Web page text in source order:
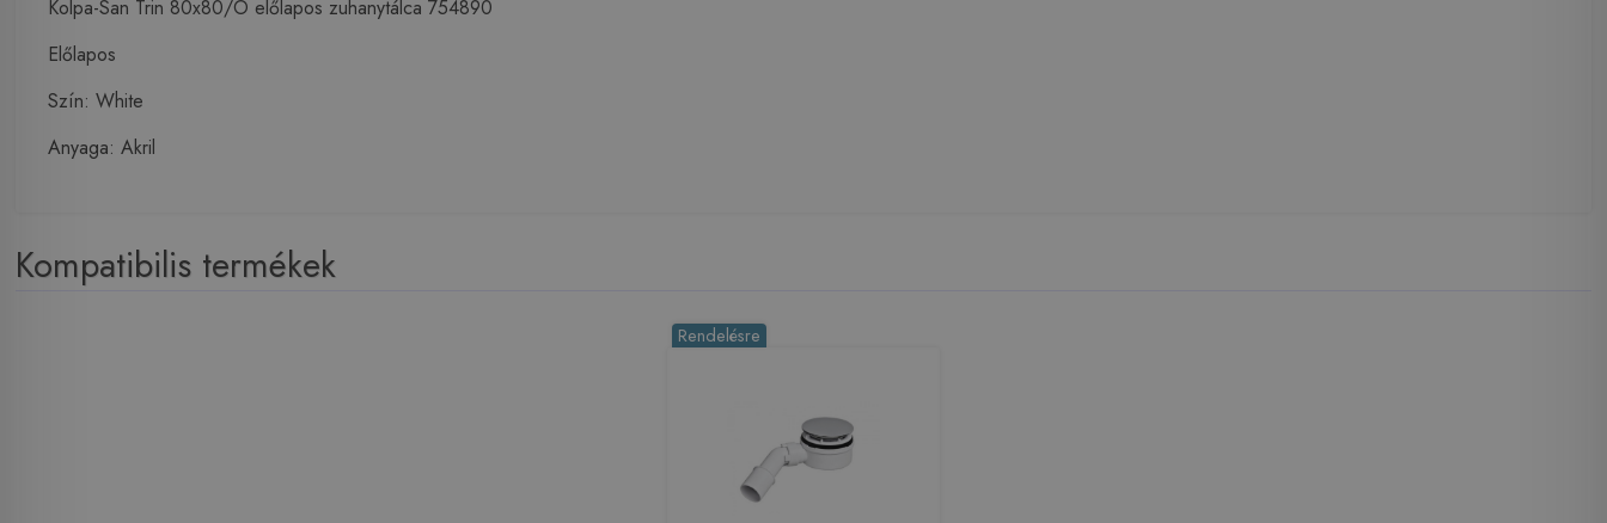
Kolpa-San Trin 80x80/O előlapos zuhanytálca 754890
Előlapos
Szín: White
Anyaga: Akril
Kompatibilis termékek
Rendelésre